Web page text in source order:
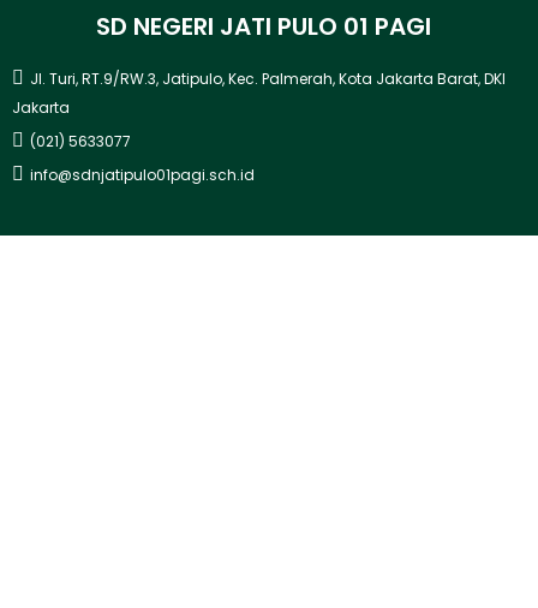
SD NEGERI JATI PULO 01 PAGI
Jl. Turi, RT.9/RW.3, Jatipulo, Kec. Palmerah, Kota Jakarta Barat, DKI
Jakarta
(021) 5633077
info@sdnjatipulo01pagi.sch.id